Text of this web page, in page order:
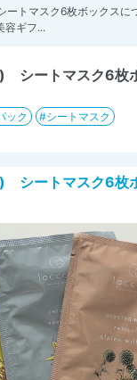
トマスク6枚ボックスに
容ギフ...
シートマスク6枚
ック
シートマスク
シートマスク6枚